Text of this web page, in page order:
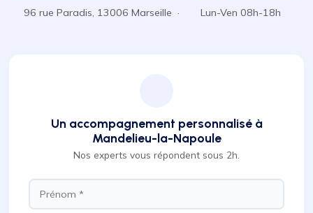
96 rue Paradis, 13006 Marseille · Lun-Ven 08h-18h
Un accompagnement personnalisé à
Mandelieu-la-Napoule
Nos experts vous répondent sous 2h.